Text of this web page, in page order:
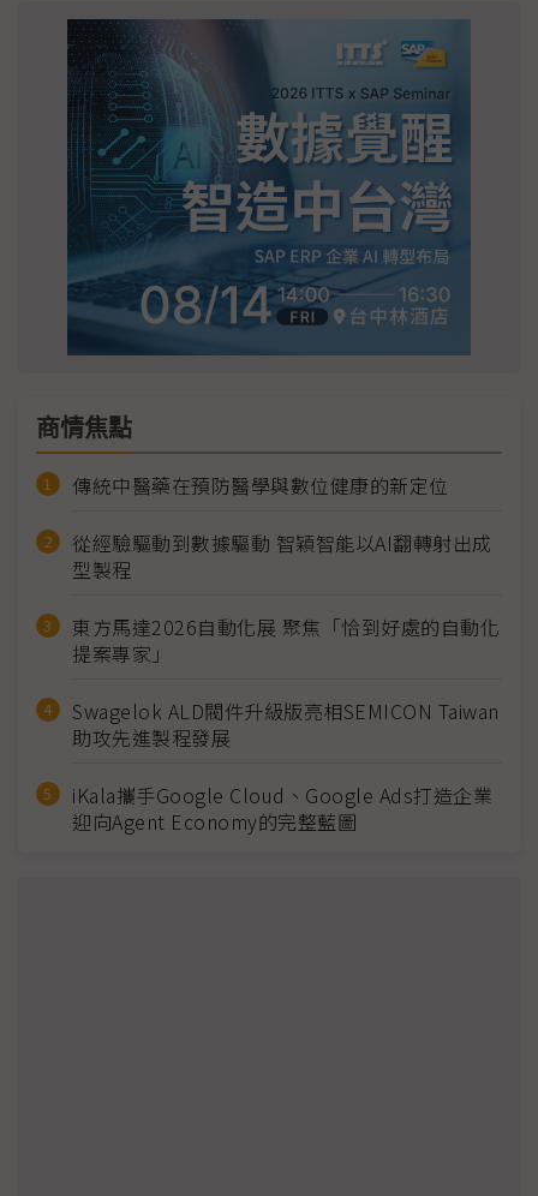
商情焦點
傳統中醫藥在預防醫學與數位健康的新定位
從經驗驅動到數據驅動 智穎智能以AI翻轉射出成
型製程
東方馬達2026自動化展 聚焦「恰到好處的自動化
提案專家」
Swagelok ALD閥件升級版亮相SEMICON Taiwan
助攻先進製程發展
iKala攜手Google Cloud、Google Ads打造企業
迎向Agent Economy的完整藍圖